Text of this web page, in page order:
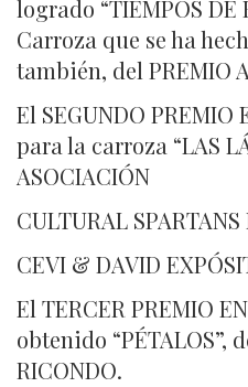
logrado “TIEMPOS DE
Carroza que se ha
también, del PREMIO
El SEGUNDO PREMIO
para la carroza “LAS
ASOCIACIÓN
CULTURAL
CEVI & DAVID
El TERCER PREMIO
obtenido “PÉTALOS”,
RICONDO.